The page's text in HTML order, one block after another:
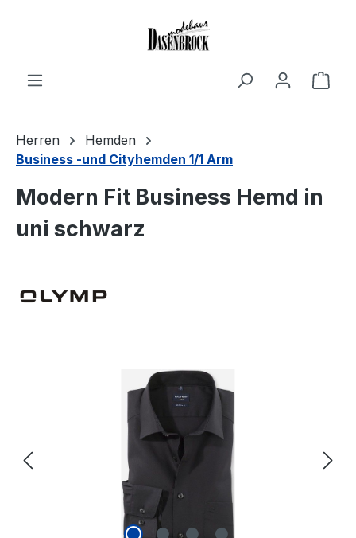
Herren
Hemden
Business -und Cityhemden 1/1 Arm
Modern Fit Business Hemd in
uni schwarz
Bildergalerie überspringen